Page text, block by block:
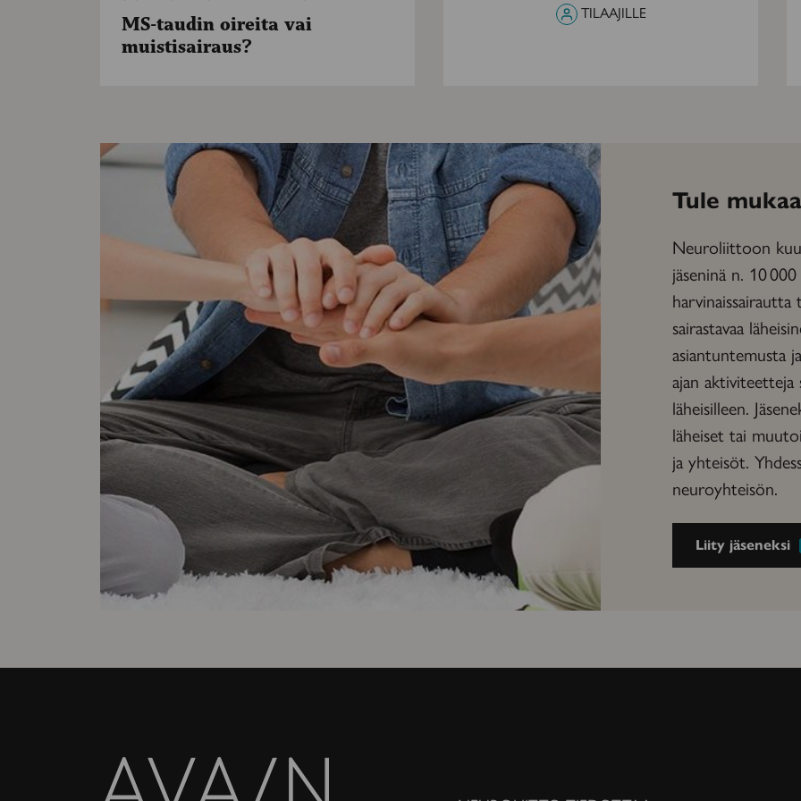
MS-taudin oireita vai
muistisairaus?
TILAAJILLE
Tule
Neuroliittoon
jäseninä n. 10
harvinaissairautta
sairastavaa
asiantuntemusta
ajan aktiviteetteja
läheisilleen.
läheiset tai
ja yhteisöt.
neuroyhteisön.
Liity jäseneksi
lehti